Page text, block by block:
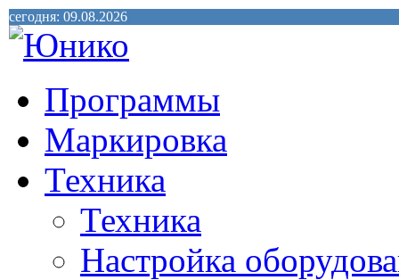
сегодня: 09.08.2026
Программы
Маркировка
Техника
Техника
Настройка